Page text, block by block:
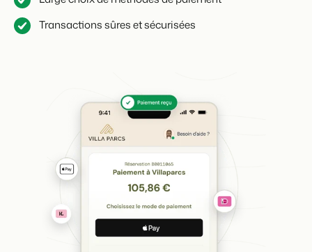
Transactions sûres et sécurisées